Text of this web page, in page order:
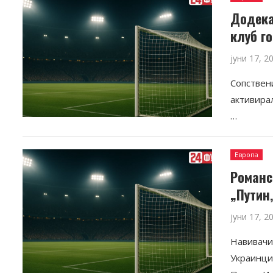
клуб
јуни 17,
…
Европа
јуни 17,